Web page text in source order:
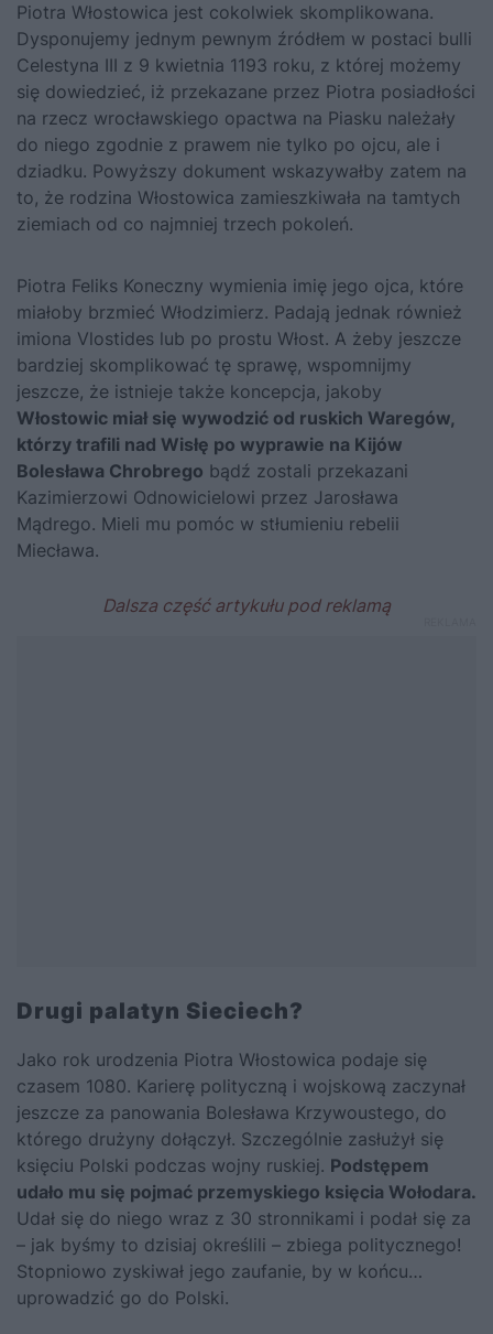
Piotra Włostowica jest cokolwiek skomplikowana.
Dysponujemy jednym pewnym źródłem w postaci bulli
Celestyna III z 9 kwietnia 1193 roku, z której możemy
się dowiedzieć, iż przekazane przez Piotra posiadłości
na rzecz wrocławskiego opactwa na Piasku należały
do niego zgodnie z prawem nie tylko po ojcu, ale i
dziadku. Powyższy dokument wskazywałby zatem na
to, że rodzina Włostowica zamieszkiwała na tamtych
ziemiach od co najmniej trzech pokoleń.
Piotra Feliks Koneczny wymienia imię jego ojca, które
miałoby brzmieć Włodzimierz. Padają jednak również
imiona Vlostides lub po prostu Włost. A żeby jeszcze
bardziej skomplikować tę sprawę, wspomnijmy
jeszcze, że istnieje także koncepcja, jakoby
Włostowic miał się wywodzić od ruskich Waregów,
którzy trafili nad Wisłę po wyprawie na Kijów
Bolesława Chrobrego bądź zostali przekazani
Kazimierzowi Odnowicielowi przez Jarosława
Mądrego. Mieli mu pomóc w stłumieniu rebelii
Miecława.
Drugi palatyn Sieciech?
Jako rok urodzenia Piotra Włostowica podaje się
czasem 1080. Karierę polityczną i wojskową zaczynał
jeszcze za panowania Bolesława Krzywoustego, do
którego drużyny dołączył. Szczególnie zasłużył się
księciu Polski podczas wojny ruskiej. Podstępem
udało mu się pojmać przemyskiego księcia Wołodara.
Udał się do niego wraz z 30 stronnikami i podał się za
– jak byśmy to dzisiaj określili – zbiega politycznego!
Stopniowo zyskiwał jego zaufanie, by w końcu…
uprowadzić go do Polski.